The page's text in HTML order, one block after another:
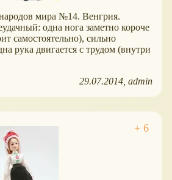
мира №14. Венгрия.
одна нога заметно короче
самостоятельно), сильно
рука двигается с трудом (внутри
29.07.2014 admin